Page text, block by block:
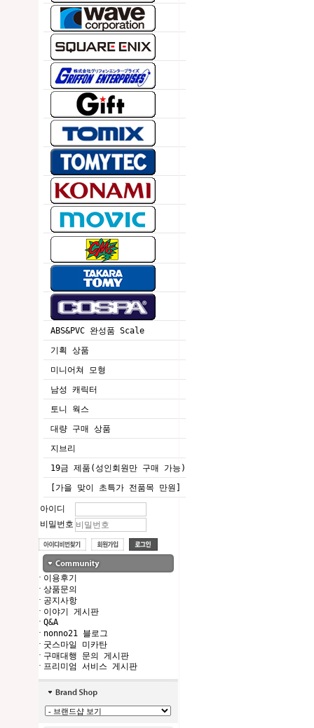
ABS&PVC 완성품 Scale
기획 상품
미니어쳐 모형
남성 캐릭터
토니 웍스
대량 구매 상품
지브리
19금 제품(성인회원만 구매 가능)
[가을 맞이 초특가 전품목 만원]
아이디
비밀번호
· 이용후기
· 상품문의
· 공지사항
· 이야기 게시판
· Q&A
· nonno21 블로그
· 굿스마일 미카탄
· 구매대행 문의 게시판
· 프리미엄 서비스 게시판